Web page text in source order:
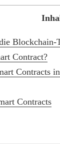
Blockchain-
Contract?
Contracts
Contracts